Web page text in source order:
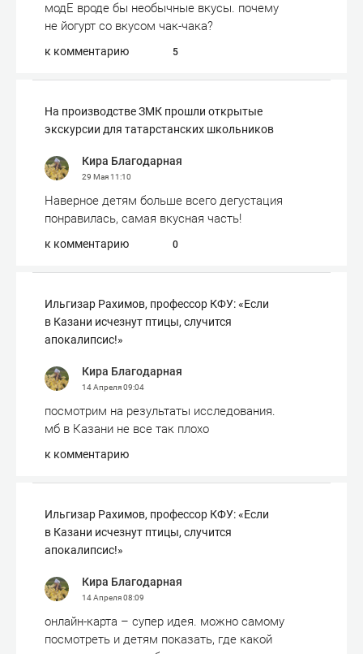
модЕ вроде бы необычные вкусы. почему
не йогурт со вкусом чак-чака?
к комментарию 5
На производстве ЗМК прошли открытые
экскурсии для татарстанских школьников
Кира Благодарная
29 Мая11:10
Наверное детям больше всего дегустация
понравилась, самая вкусная часть!
к комментарию 0
Ильгизар Рахимов, профессор КФУ: «Если
в Казани исчезнут птицы, случится
апокалипсис!»
Кира Благодарная
14 Апреля09:04
посмотрим на результаты исследования.
мб в Казани не все так плохо
к комментарию
Ильгизар Рахимов, профессор КФУ: «Если
в Казани исчезнут птицы, случится
апокалипсис!»
Кира Благодарная
14 Апреля08:09
онлайн-карта – супер идея. можно самому
посмотреть и детям показать, где какой